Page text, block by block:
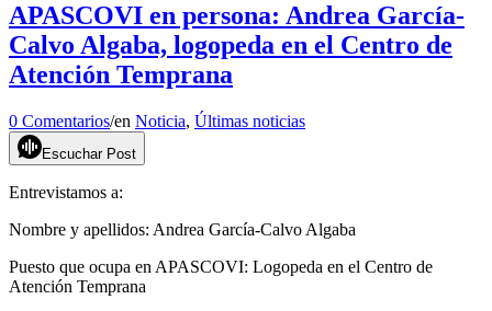
APASCOVI en persona: Andrea García-
Calvo Algaba, logopeda en el Centro de
Atención Temprana
0 Comentarios/en Noticia, Últimas noticias
Escuchar Post
Entrevistamos a:
Nombre y apellidos: Andrea García-Calvo Algaba
Puesto que ocupa en APASCOVI: Logopeda en el Centro de
Atención Temprana